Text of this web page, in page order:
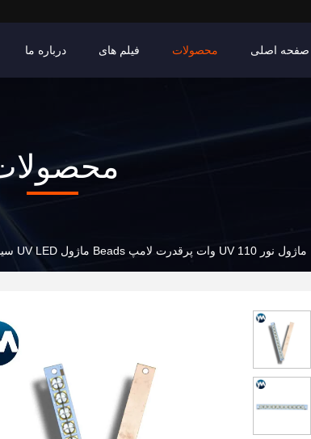
صفحه اصلی محصولات فیلم های درباره ما
ماژول نور UV 110 وات پرقدرت لامپ Beads ماژول UV LED سیستم پخت